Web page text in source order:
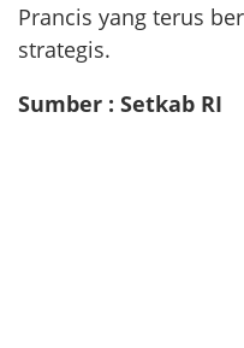
Prancis yang terus
strategis.
Sumber : Setkab RI